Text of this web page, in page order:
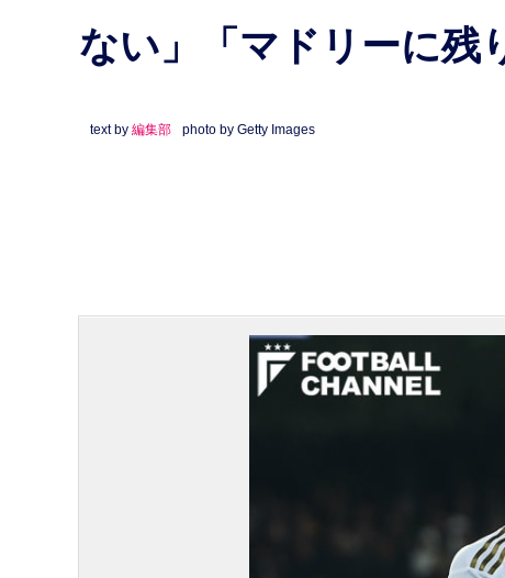
ない」「マドリーに残
text by 編集部 photo by Getty Images